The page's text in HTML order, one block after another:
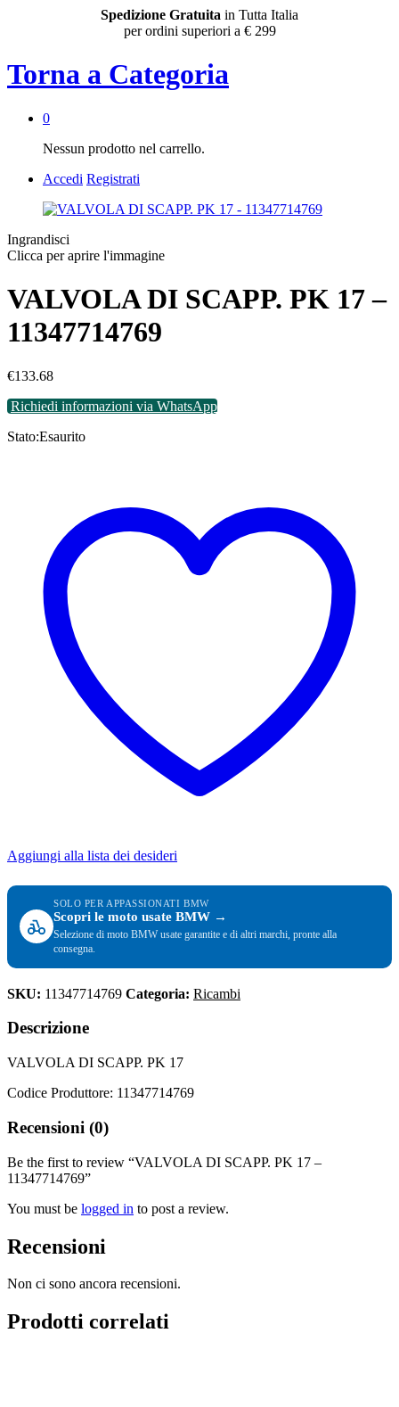
Spedizione Gratuita in Tutta Italia
per ordini superiori a € 299
Torna a Categoria
0
Nessun prodotto nel carrello.
Accedi Registrati
Ingrandisci
Clicca per aprire l'immagine
VALVOLA DI SCAPP. PK 17 –
11347714769
€133.68
Richiedi informazioni via WhatsApp
Stato:Esaurito
Aggiungi alla lista dei desideri
SOLO PER APPASSIONATI BMW
Scopri le moto usate BMW →
Selezione di moto BMW usate garantite e di altri marchi, pronte alla
consegna.
SKU: 11347714769 Categoria: Ricambi
Descrizione
VALVOLA DI SCAPP. PK 17
Codice Produttore: 11347714769
Recensioni (0)
Be the first to review “VALVOLA DI SCAPP. PK 17 –
11347714769”
You must be logged in to post a review.
Recensioni
Non ci sono ancora recensioni.
Prodotti correlati